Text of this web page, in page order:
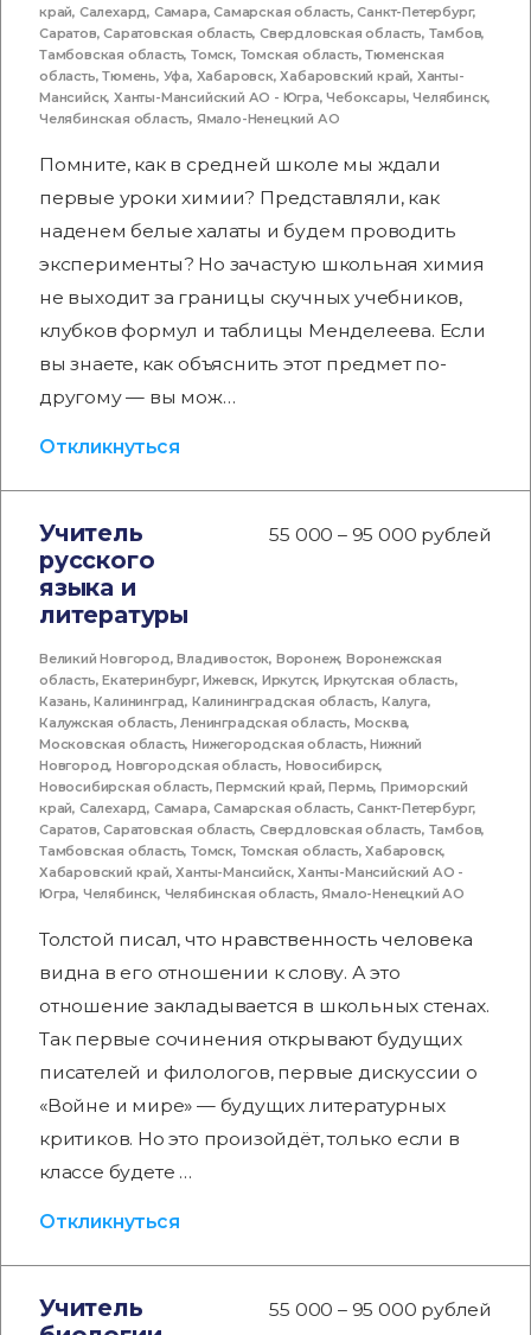
край, Салехард, Самара,Самарская область,Санкт-Петербург,
Саратов,Саратовская область,Свердловская область, Тамбов,
Тамбовская область,Томск, Томская область,Тюменская
область,Тюмень, Уфа, Хабаровск,Хабаровский край, Ханты-
Мансийск,Ханты-Мансийский АО - Югра,Чебоксары,Челябинск,
Челябинская область, Ямало-Ненецкий АО
Помните, как в средней школе мы ждали
первые уроки химии? Представляли, как
наденем белые халаты и будем проводить
эксперименты? Но зачастую школьная химия
не выходит за границы скучных учебников,
клубков формул и таблицы Менделеева. Если
вы знаете, как объяснить этот предмет по-
другому — вы мож…
Откликнуться
Учитель
русского
языка и
литературы
55 000 – 95 000 рублей
Великий Новгород,Владивосток, Воронеж,Воронежская
область,Екатеринбург,Ижевск, Иркутск,Иркутская область,
Казань,Калининград, Калининградская область, Калуга,
Калужская область,Ленинградская область, Москва,
Московская область,Нижегородская область,Нижний
Новгород,Новгородская область, Новосибирск,
Новосибирская область,Пермский край,Пермь,Приморский
край, Салехард, Самара,Самарская область,Санкт-Петербург,
Саратов,Саратовская область,Свердловская область, Тамбов,
Тамбовская область,Томск, Томская область,Хабаровск,
Хабаровский край,Ханты-Мансийск,Ханты-Мансийский АО -
Югра, Челябинск, Челябинская область,Ямало-Ненецкий АО
Толстой писал, что нравственность человека
видна в его отношении к слову. А это
отношение закладывается в школьных стенах.
Так первые сочинения открывают будущих
писателей и филологов, первые дискуссии о
«Войне и мире» — будущих литературных
критиков. Но это произойдёт, только если в
классе будете …
Откликнуться
Учитель
55 000 – 95 000 рублей